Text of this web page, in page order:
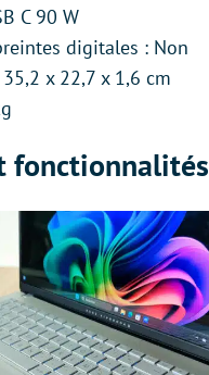
C 90 W
digitales : Non
x 22,7 x 1,6 cm
fonctionnalités